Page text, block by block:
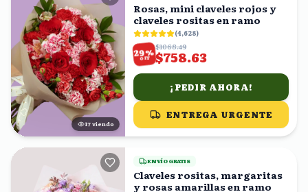
17 viendo
Rosas, mini claveles rojos y
claveles rositas en ramo
(4,628)
29%
OFF
$1068.49
$758.63
¡PEDIR AHORA!
ENTREGA URGENTE
ENVÍO GRATIS
Claveles rositas, margaritas
y rosas amarillas en ramo